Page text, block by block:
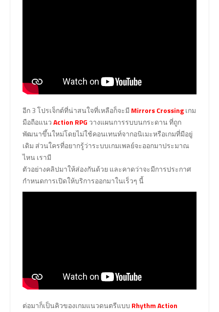
อีก 3 โปรเจ็กต์ที่น่าสนใจที่เหลือก็จะมี Mirrors Crossingเกม
มือถือแนวAction RPG วางแผนการรบบนกระดาน ที่ถูก
พัฒนาขึ้นใหม่โดยไม่ใช้คอนเทนท์จากอนิเมะหรือเกมที่มีอยู่
เดิม ส่วนใครที่อยากรู้ว่าระบบเกมเพลย์จะออกมาประมาณ
ไหน เรามี
ตัวอย่างคลิปมาให้ส่องกันด้วย และคาดว่าจะมีการประกาศ
กำหนดการเปิดให้บริการออกมาในเร็วๆ นี้
ต่อมาก็เป็นคิวของเกมแนวดนตรีแบบ Rhythm Action